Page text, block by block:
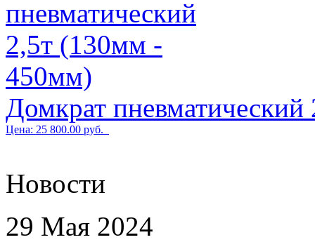
Домкрат
Цена: 25 800.00 руб.
Новости
29 Мая 2024